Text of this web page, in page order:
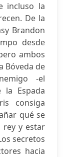
incluso la
De la
Brandon
desde
ambos
Bóveda de
-el
la Espada
consiga
qué se
rey y estar
secretos
hacia